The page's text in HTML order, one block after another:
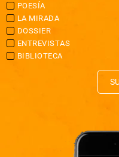
POESÍA
LA MIRADA
DOSSIER
ENTREVISTAS
BIBLIOTECA